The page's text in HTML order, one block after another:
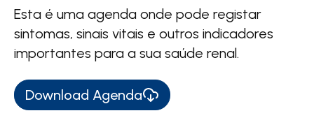
Esta é uma agenda onde pode registar
sintomas, sinais vitais e outros indicadores
importantes para a sua saúde renal.
Download Agenda